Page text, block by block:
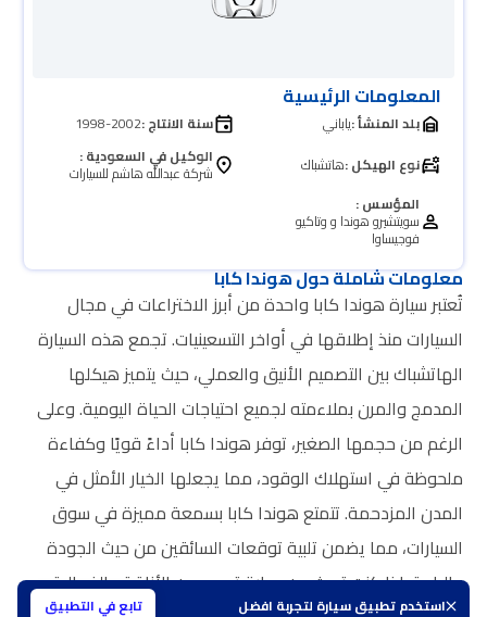
استخدم تطبيق سيارة لتجربة افضل تابع في التطبيق
المعلومات الرئيسية
بلد المنشأ :ياباني سنة الانتاج :1998-2002
نوع الهيكل :هاتشباك الوكيل في السعودية :
شركة عبدالله هاشم للسيارات
المؤسس :
سويتشيرو هوندا و وتاكيو
فوجيساوا
معلومات شاملة حول هوندا كابا
تُعتبر سيارة هوندا كابا واحدة من أبرز الاختراعات في مجال
السيارات منذ إطلاقها في أواخر التسعينيات. تجمع هذه السيارة
الهاتشباك بين التصميم الأنيق والعملي، حيث يتميز هيكلها
المدمج والمرن بملاءمته لجميع احتياجات الحياة اليومية. وعلى
الرغم من حجمها الصغير، توفر هوندا كابا أداءً قويًا وكفاءة
ملحوظة في استهلاك الوقود، مما يجعلها الخيار الأمثل في
المدن المزدحمة. تتمتع هوندا كابا بسمعة مميزة في سوق
السيارات، مما يضمن تلبية توقعات السائقين من حيث الجودة
والراحة. إذا كنت تبحث عن سيارة تجمع بين الأناقة والفعالية،